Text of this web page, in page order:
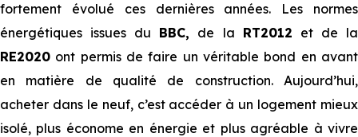
fortement évolué ces dernières années. Les normes
énergétiques issues du BBC, de la RT2012 et de la
RE2020 ont permis de faire un véritable bond en avant
en matière de qualité de construction. Aujourd’hui,
acheter dans le neuf, c’est accéder à un logement mieux
isolé, plus économe en énergie et plus agréable à vivre